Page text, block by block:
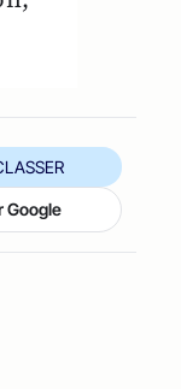
Google